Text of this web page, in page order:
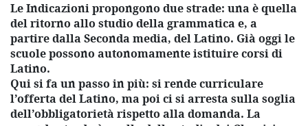
Le Indicazioni propongono due strade: una è quella
del ritorno allo studio della grammatica e, a
partire dalla Seconda media, del Latino. Già oggi le
scuole possono autonomamente istituire corsi di
Latino.
Qui si fa un passo in più: si rende curriculare
l’offerta del Latino, ma poi ci si arresta sulla soglia
dell’obbligatorietà rispetto alla domanda. La